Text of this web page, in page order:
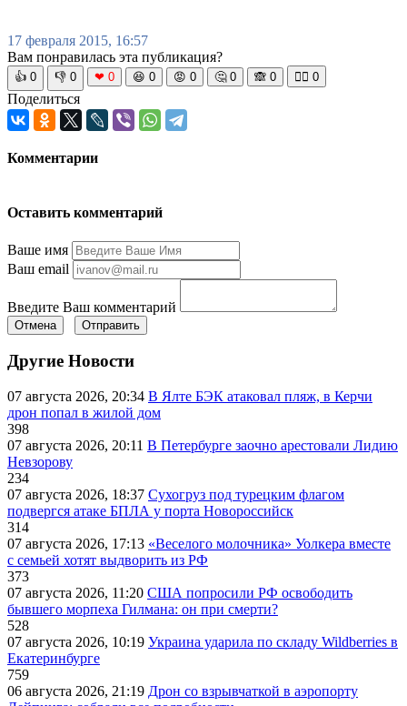
17 февраля 2015, 16:57
Вам понравилась эта публикация?
👍 0 👎 0 ❤ 0 😆 0 😡 0 🤔 0 🙈 0 🧘‍♀️ 0
Поделиться
Комментарии
Оставить комментарий
Ваше имя
Ваш email
Введите Ваш комментарий
Отмена Отправить
Другие Новости
07 августа 2026, 20:34 В Ялте БЭК атаковал пляж, в Керчи
дрон попал в жилой дом
398
07 августа 2026, 20:11 В Петербурге заочно арестовали Лидию
Невзорову
234
07 августа 2026, 18:37 Сухогруз под турецким флагом
подвергся атаке БПЛА у порта Новороссийск
314
07 августа 2026, 17:13 «Веселого молочника» Уолкера вместе
с семьей хотят выдворить из РФ
373
07 августа 2026, 11:20 США попросили РФ освободить
бывшего морпеха Гилмана: он при смерти?
528
07 августа 2026, 10:19 Украина ударила по складу Wildberries в
Екатеринбурге
759
06 августа 2026, 21:19 Дрон со взрывчаткой в аэропорту